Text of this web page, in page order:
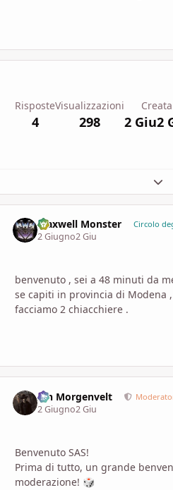
Risposte
4
Visualizzazioni
298
Creata
2 Giu2
Maxwell Monster Circolo
2 Giugno2 Giu
benvenuto , sei a 48 minuti da
se capiti in provincia di Modena ,
facciamo 2 chiacchiere .
Ian Morgenvelt
2 Giugno2 Giu
Benvenuto SAS!
Prima di tutto, un grande
moderazione! 🎲